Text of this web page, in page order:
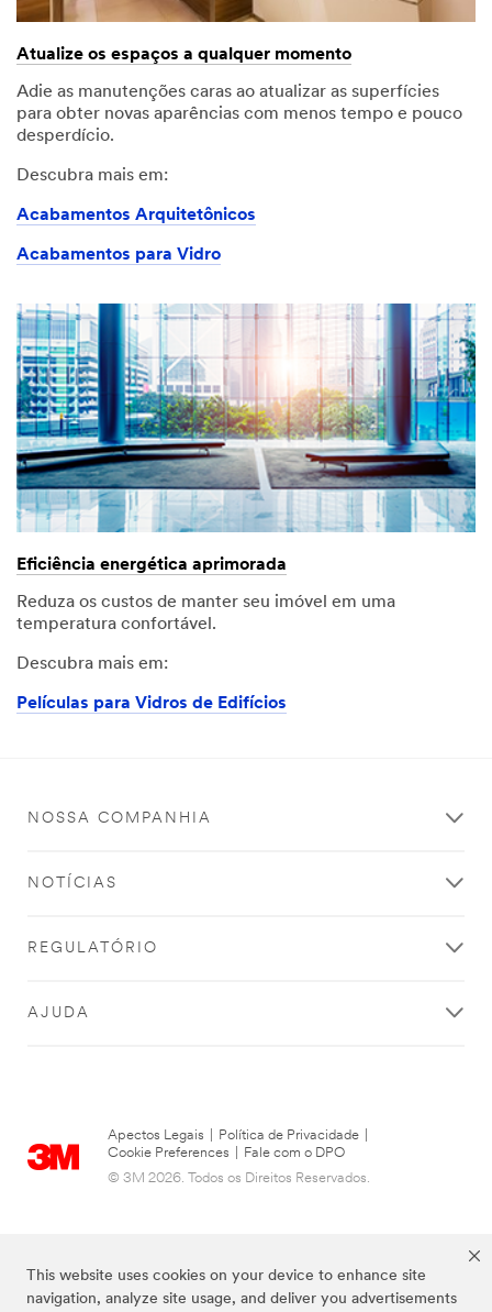
This website uses cookies on your device to enhance site
navigation, analyze site usage, and deliver you advertisements
Atualize os espaços a qualquer momento
Adie as manutenções caras ao atualizar as superfícies
para obter novas aparências com menos tempo e pouco
desperdício.
Descubra mais em:
Acabamentos Arquitetônicos
Acabamentos para Vidro
Eficiência energética aprimorada
Reduza os custos de manter seu imóvel em uma
temperatura confortável.
Descubra mais em:
Películas para Vidros de Edifícios
NOSSA COMPANHIA
NOTÍCIAS
REGULATÓRIO
AJUDA
Apectos Legais Política de Privacidade
Cookie Preferences
Fale com o DPO
© 3M 2026. Todos os Direitos Reservados.